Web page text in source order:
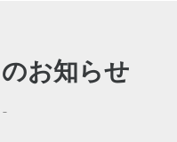
お知らせ